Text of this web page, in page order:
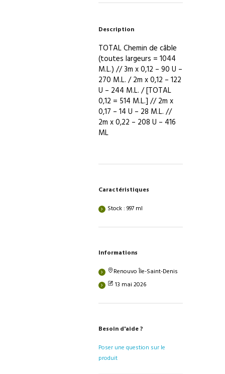
/
/
0,22
/
0,
33]
Description
TOTAL Chemin de câble
(toutes largeurs = 1044
M.L.) // 3m x 0,12 – 90 U –
270 M.L. / 2m x 0,12 – 122
U – 244 M.L. / [TOTAL
0,12 = 514 M.L.] // 2m x
0,17 – 14 U – 28 M.L. //
2m x 0,22 – 208 U – 416
ML
Caractéristiques
Stock : 997 ml
Informations
Renouvo Île-Saint-Denis
13 mai 2026
Besoin d'aide ?
Poser une question sur le
produit